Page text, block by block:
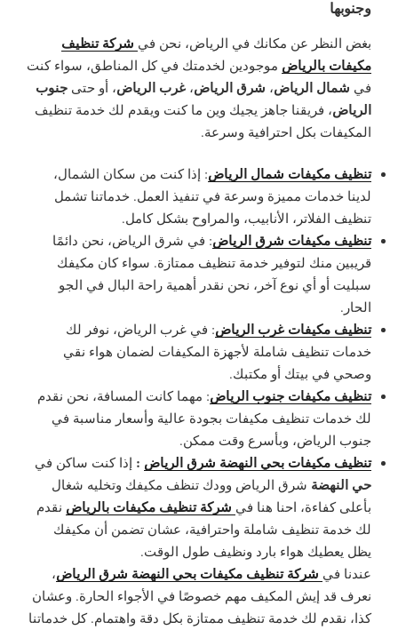
وجنوبها
بغض النظر عن مكانك في الرياض، نحن في شركة تنظيف
مكيفات بالرياض موجودين لخدمتك في كل المناطق، سواء كنت
في شمال الرياض، شرق الرياض، غرب الرياض، أو حتى جنوب
الرياض، فريقنا جاهز يجيك وين ما كنت ويقدم لك خدمة تنظيف
المكيفات بكل احترافية وسرعة.
تنظيف مكيفات شمال الرياض: إذا كنت من سكان الشمال،
لدينا خدمات مميزة وسرعة في تنفيذ العمل. خدماتنا تشمل
تنظيف الفلاتر، الأنابيب، والمراوح بشكل كامل.
تنظيف مكيفات شرق الرياض: في شرق الرياض، نحن دائمًا
قريبين منك لتوفير خدمة تنظيف ممتازة. سواء كان مكيفك
سبليت أو أي نوع آخر، نحن نقدر أهمية راحة البال في الجو
الحار.
تنظيف مكيفات غرب الرياض: في غرب الرياض، نوفر لك
خدمات تنظيف شاملة لأجهزة المكيفات لضمان هواء نقي
وصحي في بيتك أو مكتبك.
تنظيف مكيفات جنوب الرياض: مهما كانت المسافة، نحن نقدم
لك خدمات تنظيف مكيفات بجودة عالية وأسعار مناسبة في
جنوب الرياض، وبأسرع وقت ممكن.
تنظيف مكيفات بحي النهضة شرق الرياض : إذا كنت ساكن في
حي النهضة شرق الرياض وودك تنظف مكيفك وتخليه شغال
بأعلى كفاءة، احنا هنا في شركة تنظيف مكيفات بالرياض نقدم
لك خدمة تنظيف شاملة واحترافية، عشان تضمن أن مكيفك
يظل يعطيك هواء بارد ونظيف طول الوقت.
عندنا في شركة تنظيف مكيفات بحي النهضة شرق الرياض،
نعرف قد إيش المكيف مهم خصوصًا في الأجواء الحارة. وعشان
كذا، نقدم لك خدمة تنظيف ممتازة بكل دقة واهتمام. كل خدماتنا